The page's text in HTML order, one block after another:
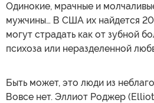
Одинокие, мрачные и
мужчины… В США их найдется
могут страдать как от зубной
психоза или неразделенной
Быть может, это люди из
Вовсе нет. Эллиот Роджер